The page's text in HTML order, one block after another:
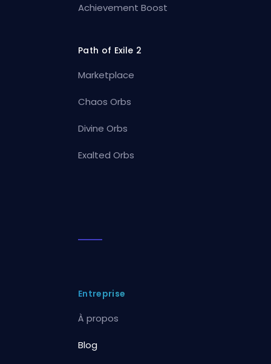
Achievement Boost
Path of Exile 2
Marketplace
Chaos Orbs
Divine Orbs
Exalted Orbs
Entreprise
À propos
Blog